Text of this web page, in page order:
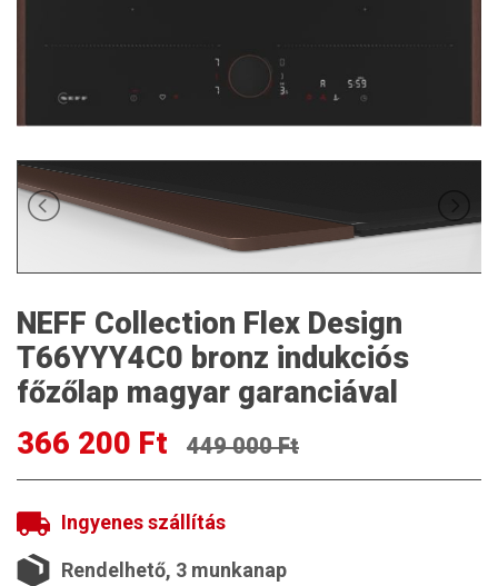
NEFF Collection Flex Design
T66YYY4C0 bronz indukciós
főzőlap magyar garanciával
366 200 Ft
449 000 Ft
Ingyenes szállítás
Rendelhető, 3 munkanap